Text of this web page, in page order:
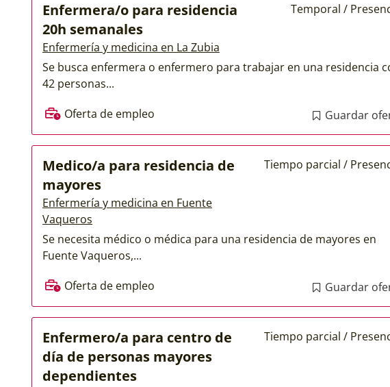
Enfermera/o para residencia
20h semanales
Enfermería y medicina en La Zubia
Temporal /
Se busca enfermera o enfermero para trabajar en una residencia
42 personas...
Oferta de empleo
Guardar
Medico/a para residencia de
mayores
Enfermería y medicina en Fuente
Vaqueros
Tiempo parcial /
Se necesita médico o médica para una residencia de mayores en
Fuente Vaqueros,...
Oferta de empleo
Guardar
Enfermero/a para centro de
día de personas mayores
dependientes
Tiempo parcial /